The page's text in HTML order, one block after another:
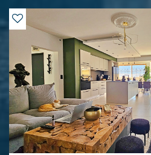
électrique...Au calme!